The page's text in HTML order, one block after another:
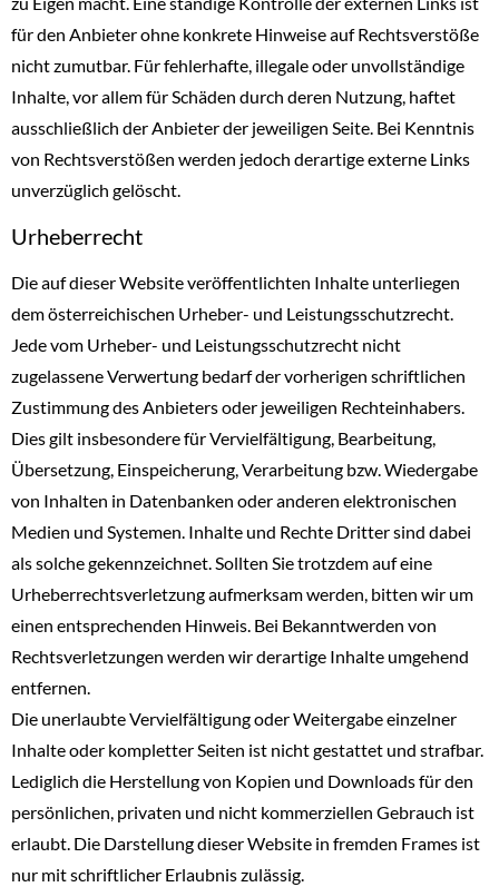
für den Anbieter ohne konkrete Hinweise auf Rechtsverstöße
nicht zumutbar. Für fehlerhafte, illegale oder unvollständige
Inhalte, vor allem für Schäden durch deren Nutzung, haftet
ausschließlich der Anbieter der jeweiligen Seite. Bei Kenntnis
von Rechtsverstößen werden jedoch derartige externe Links
unverzüglich gelöscht.
Urheberrecht
Die auf dieser Website veröffentlichten Inhalte unterliegen
dem österreichischen Urheber- und Leistungsschutzrecht.
Jede vom Urheber- und Leistungsschutzrecht nicht
zugelassene Verwertung bedarf der vorherigen schriftlichen
Zustimmung des Anbieters oder jeweiligen Rechteinhabers.
Dies gilt insbesondere für Vervielfältigung, Bearbeitung,
Übersetzung, Einspeicherung, Verarbeitung bzw. Wiedergabe
von Inhalten in Datenbanken oder anderen elektronischen
Medien und Systemen. Inhalte und Rechte Dritter sind dabei
als solche gekennzeichnet. Sollten Sie trotzdem auf eine
Urheberrechtsverletzung aufmerksam werden, bitten wir um
einen entsprechenden Hinweis. Bei Bekanntwerden von
Rechtsverletzungen werden wir derartige Inhalte umgehend
entfernen.
Die unerlaubte Vervielfältigung oder Weitergabe einzelner
Inhalte oder kompletter Seiten ist nicht gestattet und strafbar.
Lediglich die Herstellung von Kopien und Downloads für den
persönlichen, privaten und nicht kommerziellen Gebrauch ist
erlaubt. Die Darstellung dieser Website in fremden Frames ist
nur mit schriftlicher Erlaubnis zulässig.